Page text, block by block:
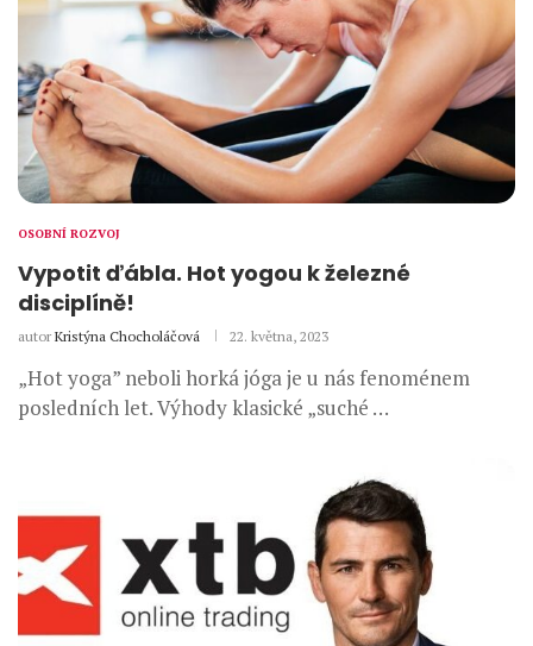
OSOBNÍ ROZVOJ
Vypotit ďábla. Hot yogou k železné
disciplíně!
autor Kristýna Chocholáčová 22. května, 2023
„Hot yoga” neboli horká jóga je u nás fenoménem
posledních let. Výhody klasické „suché …